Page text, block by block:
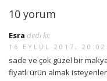
10 yorum
Esra dedi ki:
16 EYLÜL 2017, 20:02
sade ve çok güzel bir
fiyatlı ürün almak